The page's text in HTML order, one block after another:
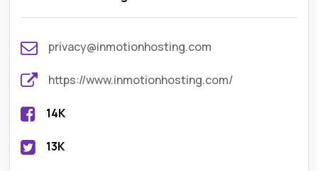
privacy@inmotionhosting.com
https://www.inmotionhosting.com/
14K
13K